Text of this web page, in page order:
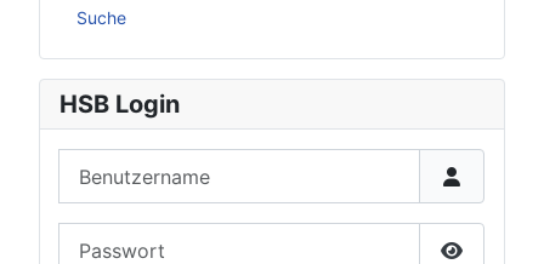
Suche
HSB Login